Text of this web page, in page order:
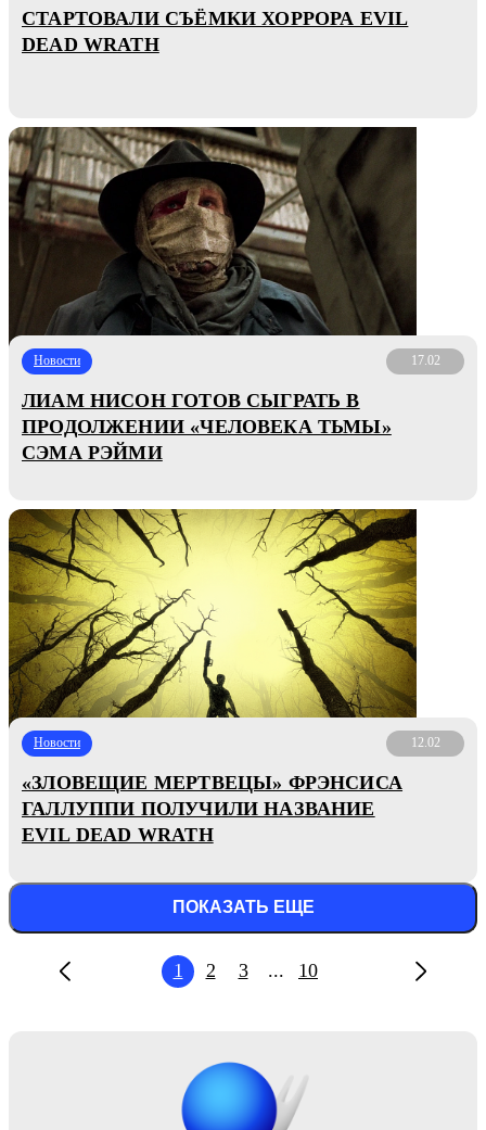
СТАРТОВАЛИ СЪЁМКИ ХОРРОРА EVIL
DEAD WRATH
Новости 17.02
ЛИАМ НИСОН ГОТОВ СЫГРАТЬ В
ПРОДОЛЖЕНИИ «ЧЕЛОВЕКА ТЬМЫ»
СЭМА РЭЙМИ
Новости 12.02
«ЗЛОВЕЩИЕ МЕРТВЕЦЫ» ФРЭНСИСА
ГАЛЛУППИ ПОЛУЧИЛИ НАЗВАНИЕ
EVIL DEAD WRATH
ПОКАЗАТЬ ЕЩЕ
1 2 3 ... 10